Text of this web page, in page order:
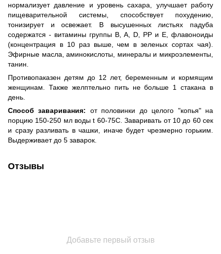
нормализует давление и уровень сахара, улучшает работу
пищеварительной системы, способствует похудению,
тонизирует и освежает. В высушенных листьях падуба
содержатся - витамины группы В, А, D, РР и Е, флавоноиды
(концентрация в 10 раз выше, чем в зеленых сортах чая).
Эфирные масла, аминокислоты, минералы и микроэлементы,
танин.
Противопаказен детям до 12 лет, беременным и кормящим
женщинам. Также желптельно пить не больше 1 стакана в
день.
Способ заваривания: от половинки до целого "копья" на
порцию 150-250 мл воды t 60-75C. Заваривать от 10 до 60 сек
и сразу разливать в чашки, иначе будет чрезмерно горьким.
Выдерживает до 5 заварок.
Отзывы
Добавьте первый отзыв